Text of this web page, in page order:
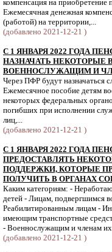
компенсация на приобретение
Ежемесячная денежная
(работой) на территории,...
(добавлено 2021-12-21 )
С 1 ЯНВАРЯ 2022 ГОДА
НАЗНАЧАТЬ НЕКОТОРЫЕ
ВОЕННОСЛУЖАЩИМ И
Через ПФР будут назначаться
Ежемесячное пособие детям
некоторых федеральных
погибших при исполнении
лиц,...
(добавлено 2021-12-21 )
С 1 ЯНВАРЯ 2022 ГОДА
ПРЕДОСТАВЛЯТЬ
ПОДДЕРЖКИ, КОТОРЫЕ
ПОЛУЧИТЬ В ОРГАНАХ
Каким категориям: -
детей - Лицам, подвергшимся
Реабилитированным лицам -
имеющим транспортные
- Военнослужащим и членам их
(добавлено 2021-12-21 )